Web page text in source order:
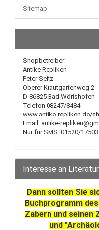
Sitemap
Shopbetreiber:
Antike Repliken
Peter Seitz
Oberer Krautgartenweg 2
D-86825 Bad Wörishofen
Telefon 08247/8484
www.antike-repliken.de/
Email: antike-
Nur für SMS: 01520/
Interesse an
Dann sollten Sie
Buchprogramm
Zabern und seinen
und